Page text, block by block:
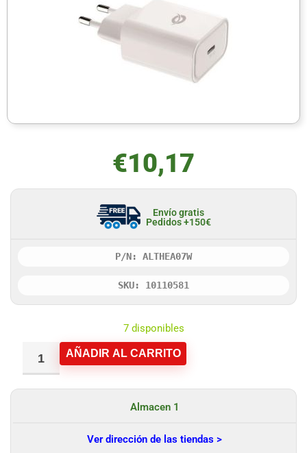
€10,17
Envío gratis
Pedidos +150€
P/N: ALTHEA07W
SKU: 10110581
7 disponibles
AÑADIR AL CARRITO
Almacen 1
Ver dirección de las tiendas >